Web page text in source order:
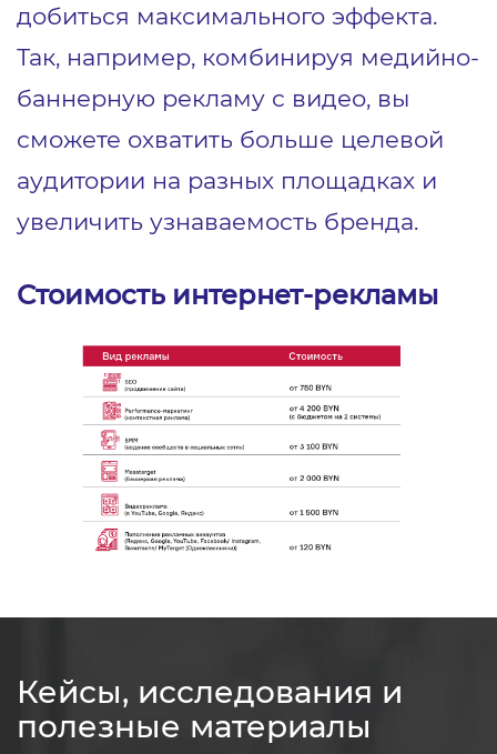
добиться максимального эффекта.
Так, например, комбинируя медийно-
баннерную рекламу с видео, вы
сможете охватить больше целевой
аудитории на разных площадках и
увеличить узнаваемость бренда.
Стоимость интернет-рекламы
Кейсы, исследования и
полезные материалы